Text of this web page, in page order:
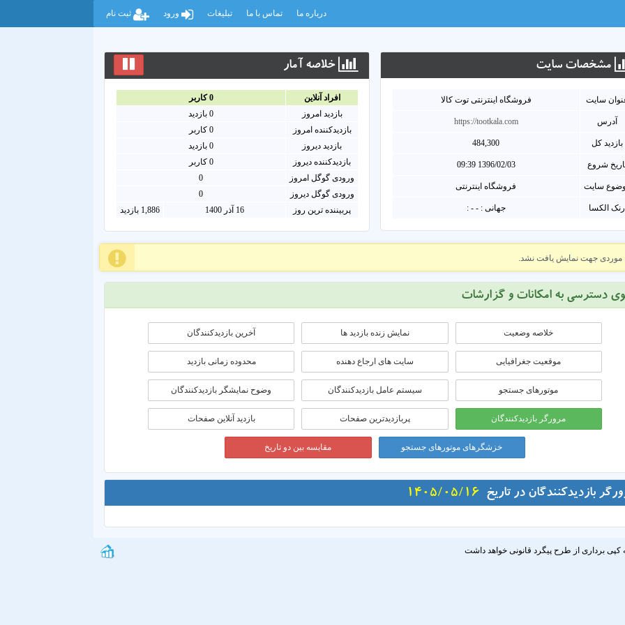
درباره ما تماس با ما تبلیغات ورود ثبت نام
مشخصات سايت
سايت فروشگاه اینترنتی توت کالا
آدرس https://tootkala.com
بازدید کل 484,300
شروع 1396/02/03 09:39
سایت فروشگاه اینترنتی
رنک الکسا جهانی : - - :
خلاصه آمار
افراد آنلاين 0کاربر
بازدید امروز
0بازدید
بازدیدکننده امروز
0 کاربر
بازدید دیروز
0 بازدید
بازدیدکننده دیروز
0 کاربر
ورودی گوگل امروز
0
ورودی گوگل دیروز
0
پربیننده ترین روز
16 آذر 1400 1,886 بازدید
موردی جهت نمایش یافت نشد.
دسترسی به امکانات و گزارشات
خلاصه وضعیت نمایش زنده بازدید ها آخرین بازدیدکنندگان
موقعيت جغرافيايی سایت های ارجاع دهنده محدوده زمانی بازديد
موتورهای جستجو سیستم عامل بازدیدکنندگان وضوح نمایشگر بازدیدکنندگان
مرورگر بازدیدکنندگان پربازدیدترین صفحات بازدید آنلاین صفحات
خزشگرهای موتورهای جستجو مقایسه بین دو تاریخ
بازدیدکنندگان در تاریخ 1405/05/16
برداری از طرح پیگرد قانونی خواهد داشت